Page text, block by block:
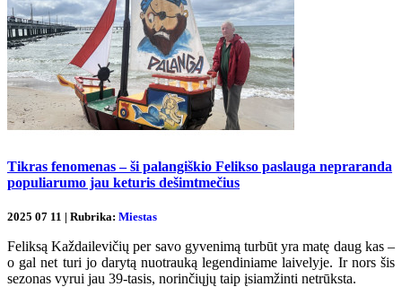
Tikras fenomenas – ši palangiškio Felikso paslauga nepraranda
populiarumo jau keturis dešimtmečius
2025 07 11 | Rubrika: Miestas
Feliksą Každailevičių per savo gyvenimą turbūt yra matę daug kas –
o gal net turi jo darytą nuotrauką legendiniame laivelyje. Ir nors šis
sezonas vyrui jau 39-tasis, norinčiųjų taip įsiamžinti netrūksta.